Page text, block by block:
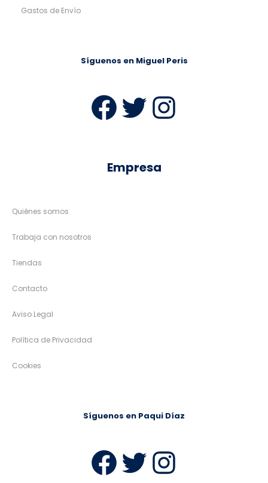
Gastos de Envío
Síguenos en Miguel Peris
Facebook
Twitter
Empresa
Quiénes somos
Trabaja con nosotros
Tiendas
Contacto
Aviso Legal
Política de Privacidad
Cookies
Síguenos en Paqui Díaz
Facebook
Twitter